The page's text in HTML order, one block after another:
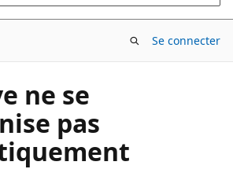
Se connecter
ne se
pas